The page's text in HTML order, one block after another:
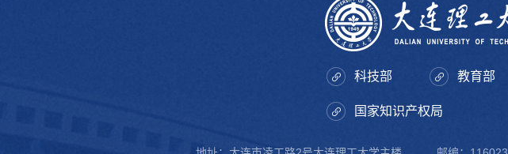
科技部 教育部
国家知识产权局